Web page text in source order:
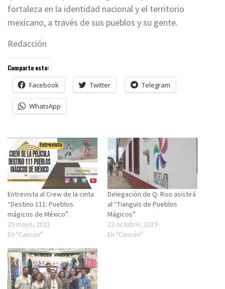
fortaleza en la identidad nacional y el territorio
mexicano, a través de sus pueblos y su gente.
Redacción
Comparte esto:
Facebook Twitter Telegram
WhatsApp
Entrevista al Crew de la cinta
“Destino 111: Pueblos
mágicos de México”.
29 mayo, 2021
En "Cancún"
Delegación de Q. Roo asistirá
al “Tianguis de Pueblos
Mágicos”
22 octubre, 2019
En "Cancún"